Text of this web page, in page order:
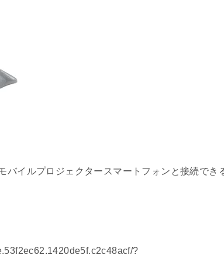
バイルプロジェクタースマートフォンと接続でき
?